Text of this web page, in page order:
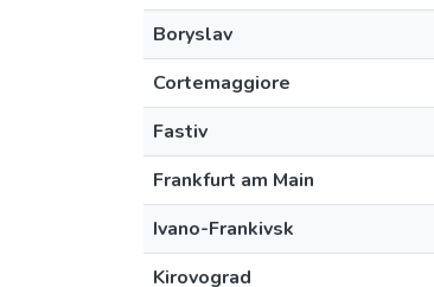
Boryslav
Cortemaggiore
Fastiv
Frankfurt am Main
Ivano-Frankivsk
Kirovograd